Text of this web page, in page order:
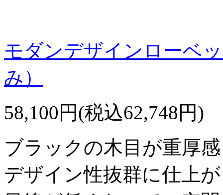
モダンデザインローベ
み）
58,100円(税込62,748円)
ブラックの木目が重厚
デザイン性抜群に仕上